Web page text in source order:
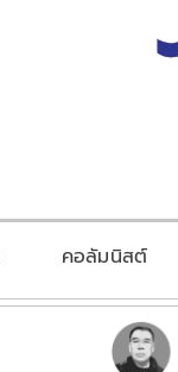
คอลัมนิสต์